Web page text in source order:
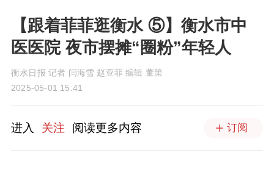
【跟着菲菲逛衡水 ⑤】衡水市中
医医院 夜市摆摊“圈粉”年轻人
衡水日报 记者 闫海雪 赵亚菲 编辑 董策
2025-05-01 15:41
进入 关注 阅读更多内容 订阅